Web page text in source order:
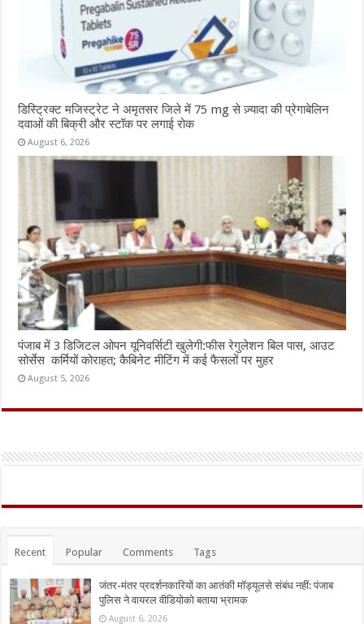
डिस्ट्रिक्ट मजिस्ट्रेट ने अमृतसर जिले में 75 mg से ज़्यादा की प्रेगाबेलिन
दवाओं की बिक्री और स्टॉक पर लगाई रोक
August 6, 2026
पंजाब में 3 डिजिटल ओपन यूनिवर्सिटी खुलेगी:फीस रेगुलेशन बिल पास, आउट
सोर्सेस कर्मियों कोराहत; कैबिनेट मीटिंग में कई फैसलों पर मुहर
August 5, 2026
Recent Popular Comments Tags
जंतर-मंतर प्रदर्शनकारियों का आतंकी मॉड्यूलसे संबंध नहीं: पंजाब
पुलिस ने वायरल वीडियोको बताया भ्रामक
August 6, 2026